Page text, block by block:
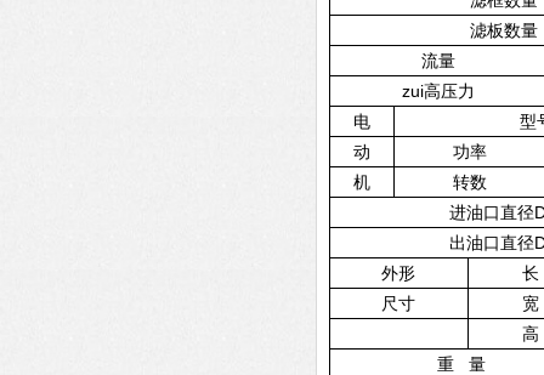
滤板数量
流量
zui高压力
电
型
动
功率
机
转数
进油口直径
出油口直径
外形
长
尺寸
宽
高
重
量